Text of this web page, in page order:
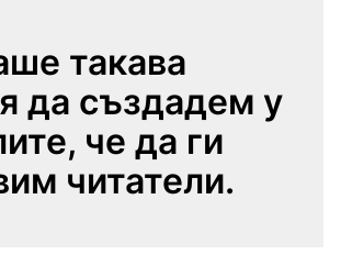
такава
да създадем у
че да ги
читатели.